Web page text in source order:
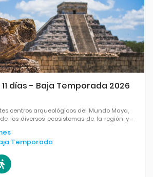
días - Baja Temporada 2026
centros arqueológicos del Mundo Maya,
los diversos ecosistemas de la región y
las paradisíacas playas del Caribe
Temporada